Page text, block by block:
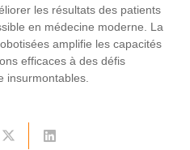
les résultats des patients
en médecine moderne. La
amplifie les capacités
efficaces à des défis
insurmontables.